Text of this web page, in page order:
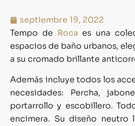
septiembre 19, 2022
Tempo de Roca es una
espacios de baño urbanos,
a su cromado brillante
Además incluye todos los
necesidades: Percha,
portarrollo y escobillero.
encimera. Su diseño neutro